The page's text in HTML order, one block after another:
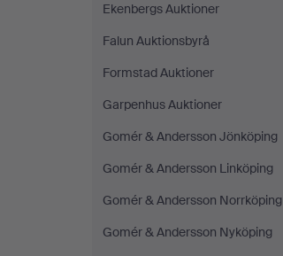
Ekenbergs Auktioner
Falun Auktionsbyrå
Formstad Auktioner
Garpenhus Auktioner
Gomér & Andersson Jönköping
Gomér & Andersson Linköping
Gomér & Andersson Norrköping
Gomér & Andersson Nyköping